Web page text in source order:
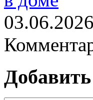
03.06.2026